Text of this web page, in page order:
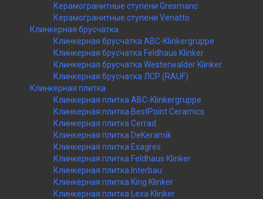
Керамогранитные ступени Gresmanc
Керамогранитные ступени Venatto
Клинкерная брусчатка
Клинкерная брусчатка ABC-Klinkergruppe
Клинкерная брусчатка Feldhaus Klinker
Клинкерная брусчатка Westerwalder Klinker
Клинкерная брусчатка ЛСР (RAUF)
Клинкерная плитка
Клинкерная плитка ABC-Klinkergruppe
Клинкерная плитка BestPoint Ceramics
Клинкерная плитка Cerrad
Клинкерная плитка DeKeramik
Клинкерная плитка Exagres
Клинкерная плитка Feldhaus Klinker
Клинкерная плитка Interbau
Клинкерная плитка King Klinker
Клинкерная плитка Lexa Klinker